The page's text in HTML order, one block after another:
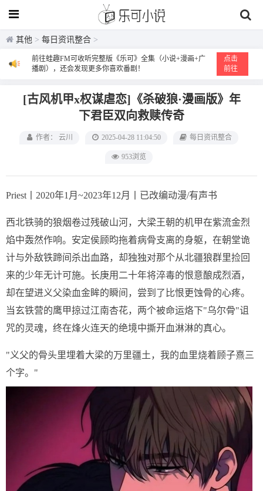
其他 > 每日资讯整合 >
前往蛙趣FM可收听完整版《乐可》全集（小说+漫画+广
播剧），还会发现更多你喜欢番剧！
点击
前往
[古风机甲x权谋虐恋]《杀破狼·漫画版》年
下君臣双向救赎传奇
作者： 云川 2025-04-28 11:04:50 每日资讯整合
953浏览
Priest丨2020年1月~2023年12月丨已改编动漫/有声书
西北铁骑的狼烟卷过残破山河，大梁王朝的机甲在紫流金烈
焰中轰然作响。安定侯顾昀拖着病骨支离的身躯，在朝堂诡
计与外敌铁蹄间杀出血路，却独独对那个从北疆狼群里捡回
来的少年无计可施。长庚用二十年将淬毒的恨意酿成烈酒，
却在望进义父染血金眸的瞬间，尝到了比恨更蚀骨的心疼。
当玄铁营的鹰甲掠过江南杏花，两个被命运烙下"乌尔骨"诅
咒的灵魂，终在烽火连天的绝境中撕开血淋淋的真心。
"义父的骨头里埋着大梁的万里疆土，我的血里烧着顾子熹三
个字。"